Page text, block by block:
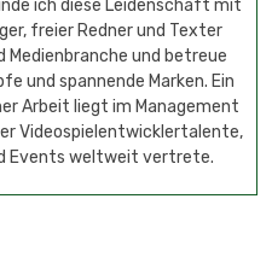
ich diese Leidenschaft mit
freier Redner und Texter
Medienbranche und betreue
und spannende Marken. Ein
Arbeit liegt im Management
Videospielentwicklertalente,
Events weltweit vertrete.